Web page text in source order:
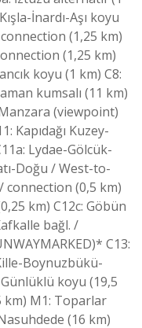
İnardı-Aşı koyu
connection (1,25 km)
(1,25 km)
koyu (1 km) C8:
kumsalı (11 km)
(viewpoint)
Kapıdağı Kuzey-
Lydae-Gölcük-
Doğu / West-to-
connection (0,5 km)
km) C12c: Göbün
bağl. /
C13:
Boynuzbükü-
koyu (19,5
km) M1: Toparlar
(16 km)